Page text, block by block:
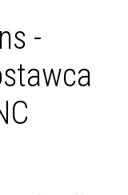
-